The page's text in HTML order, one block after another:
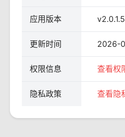
应用版本 v2.0.1.5
更新时间 2026-
权限信息 查看权
隐私政策 查看隐